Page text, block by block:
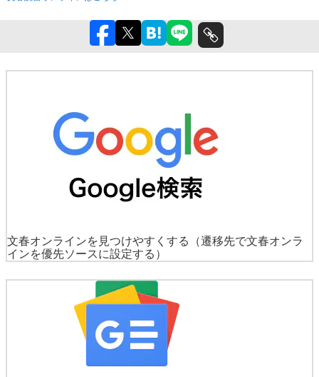
文春オンラインを見つけやすくする
（遷移先で文春オンラ
インを優先ソースに設定する）